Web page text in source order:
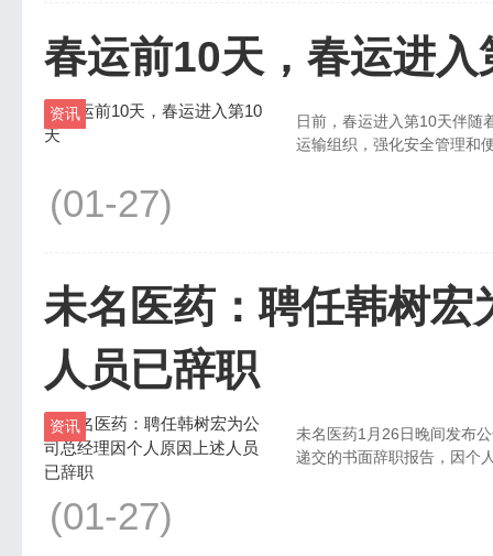
春运前10天，春运进入
资讯
日前，春运进入第10天伴随
运输组织，强化安全管理和
(01-27)
未名医药：聘任韩树宏
人员已辞职
资讯
未名医药1月26日晚间发布
递交的书面辞职报告，因个
(01-27)